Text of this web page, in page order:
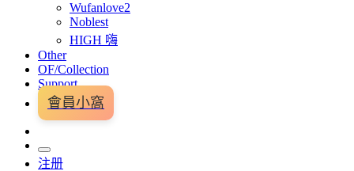
Wufanlove2
Noblest
HIGH 嗨
Other
OF/Collection
Support
會員小窩
注册